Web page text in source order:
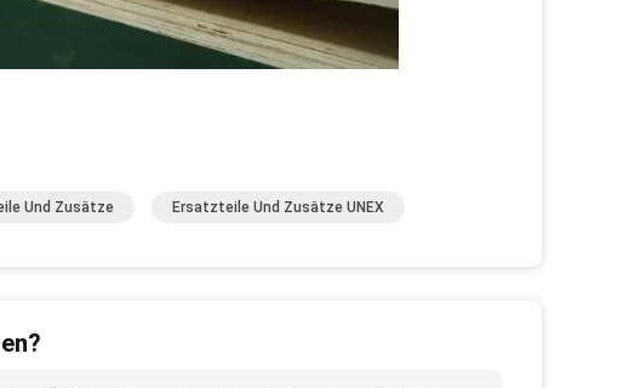
Und Zusätze Ersatzteile Und Zusätze UNEX